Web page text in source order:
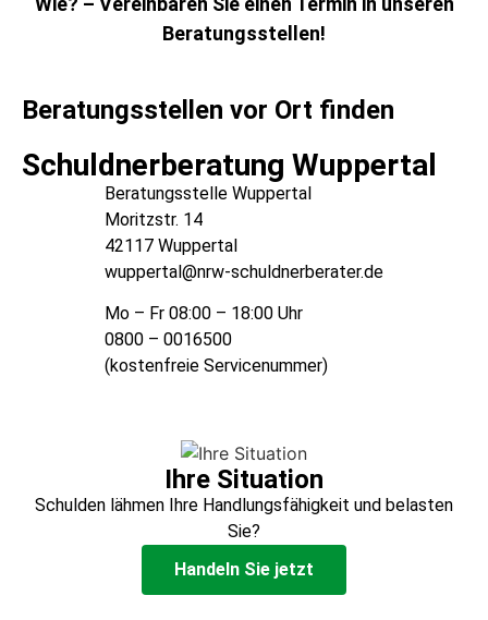
Beratungsstellen!
Beratungsstellen vor Ort finden
Schuldnerberatung Wuppertal
Beratungsstelle Wuppertal
Moritzstr. 14
42117 Wuppertal
wuppertal@nrw-schuldnerberater.de
Mo – Fr 08:00 – 18:00 Uhr
0800 – 0016500
(kostenfreie Servicenummer)
Ihre Situation
Schulden lähmen Ihre Handlungsfähigkeit und belasten
Sie?
Handeln Sie jetzt